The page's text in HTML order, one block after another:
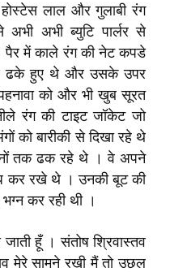
होस्टेस लाल और गुलाबी रंग
अभी ब्युटि पार्लर से
पैर में काले रंग की नेट कपडे
ढके हुए थे और उसके उपर
को और भी खुब सूरत
रंग की टाइट जॉकेट जो
को बारीकी से दिखा रहे थे
तक ढक रहे थे । वे अपने
कर रखे थे । उनकी बूट की
कर रही थी ।
हूँ । संतोष श्रिवास्तव
मेरे सामने रखी मैं तो उछल